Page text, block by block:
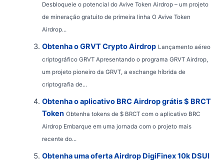
Desbloqueie o potencial do Avive Token Airdrop – um projeto
de mineração gratuito de primeira linha O Avive Token
Airdrop...
Obtenha o GRVT Crypto Airdrop Lançamento aéreo
criptográfico GRVT Apresentando o programa GRVT Airdrop,
um projeto pioneiro da GRVT, a exchange híbrida de
criptografia de...
Obtenha o aplicativo BRC Airdrop grátis $ BRCT
Token Obtenha tokens de $ BRCT com o aplicativo BRC
Airdrop Embarque em uma jornada com o projeto mais
recente do...
Obtenha uma oferta Airdrop DigiFinex 10k DSUI